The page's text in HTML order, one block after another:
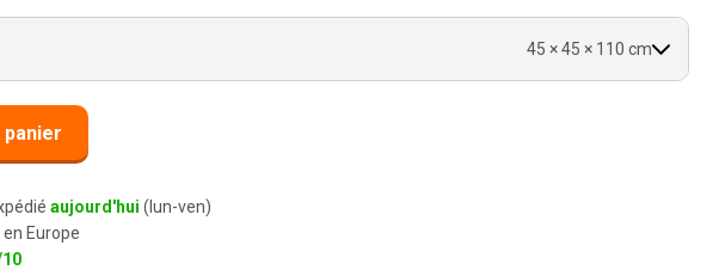
45 × 45 × 110 cm
aujourd'hui (lun-ven)
en Europe